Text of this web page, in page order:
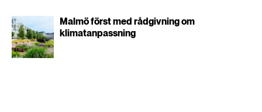
Malmö först med rådgivning om
klimatanpassning